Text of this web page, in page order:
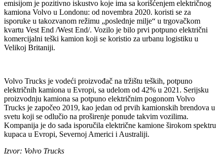
emisijom je pozitivno iskustvo koje ima sa korišćenjem električnog
kamiona Volvo u Londonu: od novembra 2020. koristi se za
isporuke u takozvanom režimu „poslednje milje“ u trgovačkom
kvartu Vest End /West End/. Vozilo je bilo prvi potpuno električni
komercijalni teški kamion koji se koristio za urbanu logistiku u
Velikoj Britaniji.
Volvo Trucks je vodeći proizvođač na tržištu teških, potpuno
električnih kamiona u Evropi, sa udelom od 42% u 2021. Serijsku
proizvodnju kamiona sa potpuno električnim pogonom Volvo
Trucks je započeo 2019, kao jedan od prvih kamionskih brendova u
svetu koji se odlučio na proširenje ponude takvim vozilima.
Kompanija je do sada isporučila električne kamione širokom spektru
kupaca u Evropi, Severnoj Americi i Australiji.
Izvor: Volvo Trucks